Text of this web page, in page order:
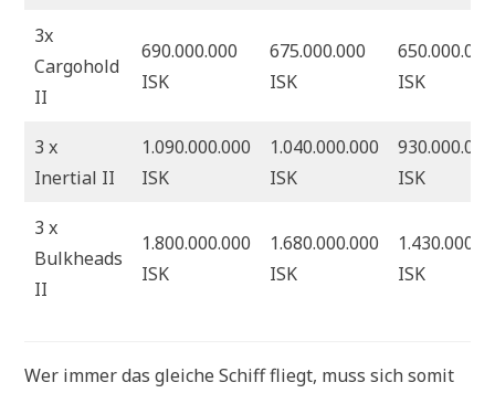
3x
Cargohold
II
690.000.000
ISK
675.000.000
ISK
650.000.000
ISK
3 x
Inertial II
1.090.000.000
ISK
1.040.000.000
ISK
930.000.000
ISK
3 x
Bulkheads
II
1.800.000.000
ISK
1.680.000.000
ISK
ISK
Wer immer das gleiche Schiff fliegt, muss sich somit